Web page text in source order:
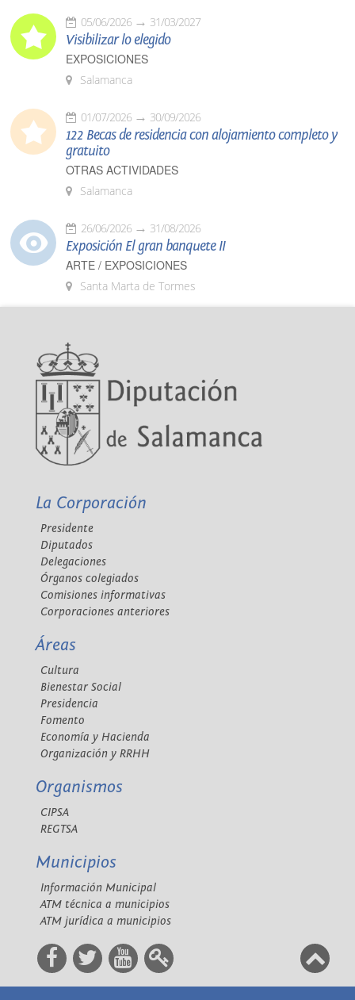
05/06/2026 31/03/2027
Visibilizar lo elegido
EXPOSICIONES
Salamanca
01/07/2026 30/09/2026
122 Becas de residencia con alojamiento completo y
gratuito
OTRAS ACTIVIDADES
Salamanca
26/06/2026 31/08/2026
Exposición El gran banquete II
ARTE / EXPOSICIONES
Santa Marta de Tormes
La Corporación
Presidente
Diputados
Delegaciones
Órganos colegiados
Comisiones informativas
Corporaciones anteriores
Áreas
Cultura
Bienestar Social
Presidencia
Fomento
Economía y Hacienda
Organización y RRHH
Organismos
CIPSA
REGTSA
Municipios
Información Municipal
ATM técnica a municipios
ATM jurídica a municipios